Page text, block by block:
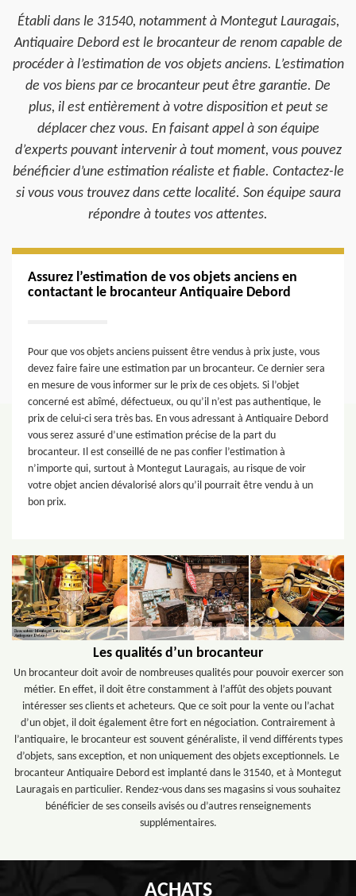
Établi dans le 31540, notamment à Montegut Lauragais,
Antiquaire Debord est le brocanteur de renom capable de
procéder à l’estimation de vos objets anciens. L’estimation
de vos biens par ce brocanteur peut être garantie. De
plus, il est entièrement à votre disposition et peut se
déplacer chez vous. En faisant appel à son équipe
d’experts pouvant intervenir à tout moment, vous pouvez
bénéficier d’une estimation réaliste et fiable. Contactez-le
si vous vous trouvez dans cette localité. Son équipe saura
répondre à toutes vos attentes.
Assurez l’estimation de vos objets anciens en
contactant le brocanteur Antiquaire Debord
Pour que vos objets anciens puissent être vendus à prix juste, vous
devez faire faire une estimation par un brocanteur. Ce dernier sera
en mesure de vous informer sur le prix de ces objets. Si l’objet
concerné est abîmé, défectueux, ou qu’il n’est pas authentique, le
prix de celui-ci sera très bas. En vous adressant à Antiquaire Debord
vous serez assuré d’une estimation précise de la part du
brocanteur. Il est conseillé de ne pas confier l’estimation à
n’importe qui, surtout à Montegut Lauragais, au risque de voir
votre objet ancien dévalorisé alors qu’il pourrait être vendu à un
bon prix.
Les qualités d’un brocanteur
Un brocanteur doit avoir de nombreuses qualités pour pouvoir exercer son
métier. En effet, il doit être constamment à l’affût des objets pouvant
intéresser ses clients et acheteurs. Que ce soit pour la vente ou l’achat
d’un objet, il doit également être fort en négociation. Contrairement à
l’antiquaire, le brocanteur est souvent généraliste, il vend différents types
d’objets, sans exception, et non uniquement des objets exceptionnels. Le
brocanteur Antiquaire Debord est implanté dans le 31540, et à Montegut
Lauragais en particulier. Rendez-vous dans ses magasins si vous souhaitez
bénéficier de ses conseils avisés ou d’autres renseignements
supplémentaires.
ACHATS